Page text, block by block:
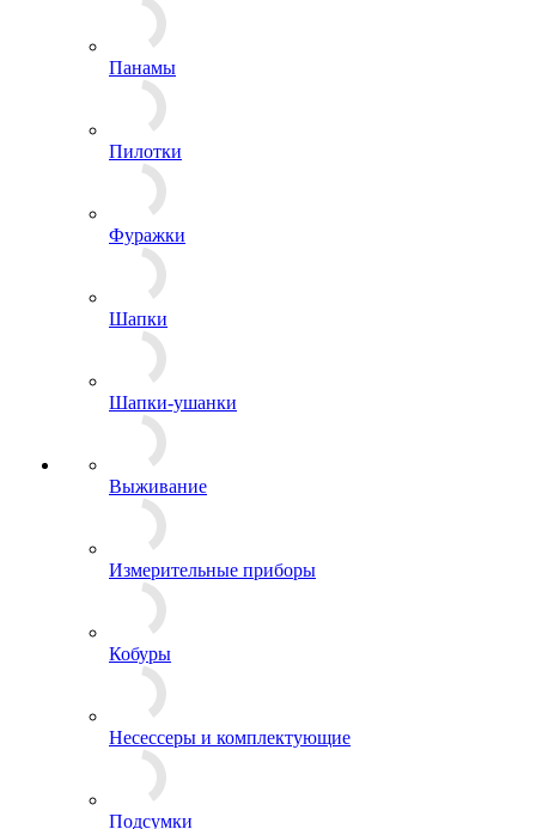
Кепки
Панамы
Пилотки
Фуражки
Шапки
Шапки-ушанки
Выживание
Измерительные приборы
Кобуры